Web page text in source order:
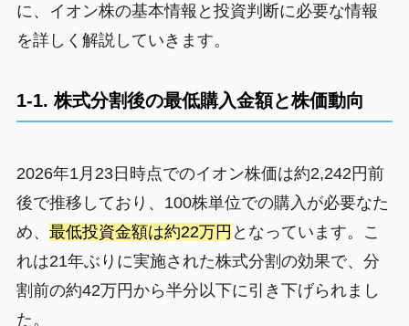
に、イオン株の基本情報と投資判断に必要な情報
を詳しく解説していきます。
1-1. 株式分割後の最低購入金額と株価動向
2026年1月23日時点でのイオン株価は約2,242円前
後で推移しており、100株単位での購入が必要なた
め、 最低投資金額は約22万円 となっています。こ
れは21年ぶりに実施された株式分割の効果で、分
割前の約42万円から半分以下に引き下げられまし
た。